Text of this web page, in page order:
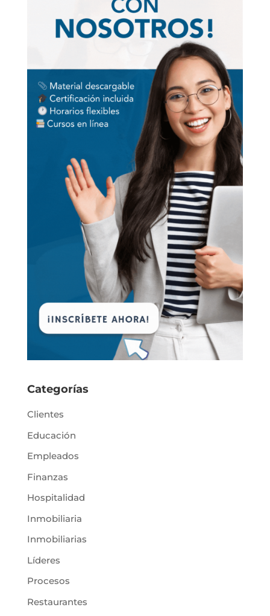
Categorías
Clientes
Educación
Empleados
Finanzas
Hospitalidad
Inmobiliaria
Inmobiliarias
Líderes
Procesos
Restaurantes